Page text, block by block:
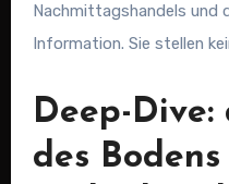
Nachmittagshandels und
Information. Sie stellen
Deep-
des